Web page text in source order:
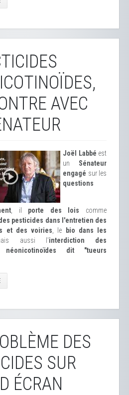
AVEC
Joël Labbé est
un Sénateur
engagé sur les
questions
, il porte des lois comme
pesticides dans l'entretien des
et des voiries , le
bio dans les
aussi l'interdiction des
néonicotinoïdes dit "tueurs
DES
SUR
ÉCRAN